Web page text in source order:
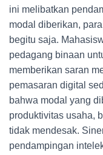
ini melibatkan
modal diberikan,
begitu saja.
pedagang binaan
memberikan saran
pemasaran digital
bahwa modal yang
produktivitas usaha,
tidak mendesak.
pendampingan